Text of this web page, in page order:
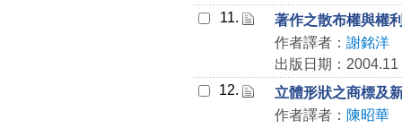
11.
著作之散布權與權
作者譯者： 謝銘洋
出版日期：2004.11
12.
立體形狀之商標及
作者譯者： 陳昭華